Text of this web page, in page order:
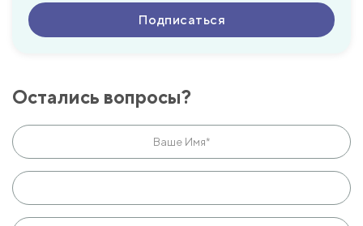
Остались вопросы?